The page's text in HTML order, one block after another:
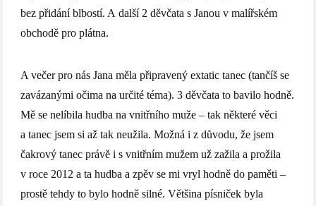
bez přidání blbostí. A další 2 děvčata s Janou v malířském
obchodě pro plátna.
A večer pro nás Jana měla připravený extatic tanec (tančíš se
zavázanými očima na určité téma). 3 děvčata to bavilo hodně.
Mě se nelíbila hudba na vnitřního muže – tak některé věci
a tanec jsem si až tak neužila. Možná i z důvodu, že jsem
čakrový tanec právě i s vnitřním mužem už zažila a prožila
v roce 2012 a ta hudba a zpěv se mi vryl hodně do paměti –
prostě tehdy to bylo hodně silné. Většina písniček byla